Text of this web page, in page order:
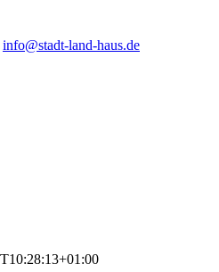
info@stadt-land-haus.de